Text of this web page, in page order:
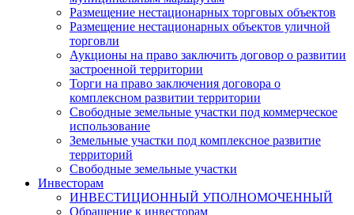
Размещение нестационарных торговых объектов
Размещение нестационарных объектов уличной
торговли
Аукционы на право заключить договор о развитии
застроенной территории
Торги на право заключения договора о
комплексном развитии территории
Свободные земельные участки под коммерческое
использование
Земельные участки под комплексное развитие
территорий
Свободные земельные участки
Инвесторам
ИНВЕСТИЦИОННЫЙ УПОЛНОМОЧЕННЫЙ
Обращение к инвесторам